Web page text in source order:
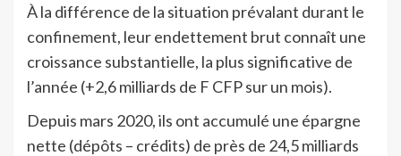
À la différence de la situation prévalant durant le
confinement, leur endettement brut connaît une
croissance substantielle, la plus significative de
l’année (+2,6 milliards de F CFP sur un mois).
Depuis mars 2020, ils ont accumulé une épargne
nette (dépôts – crédits) de près de 24,5 milliards